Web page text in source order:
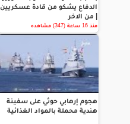
الدفاع يشكو من قادة عسكريين
| من الاخر
منذ 16 ساعة (347) مشاهده
هجوم إرهابي حوثي على سفينة
هندية محملة بالمواد الغذائية